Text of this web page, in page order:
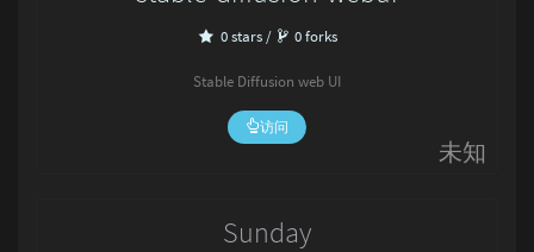
未知
0 stars / 0 forks
Stable Diffusion web UI
访问
Sunday